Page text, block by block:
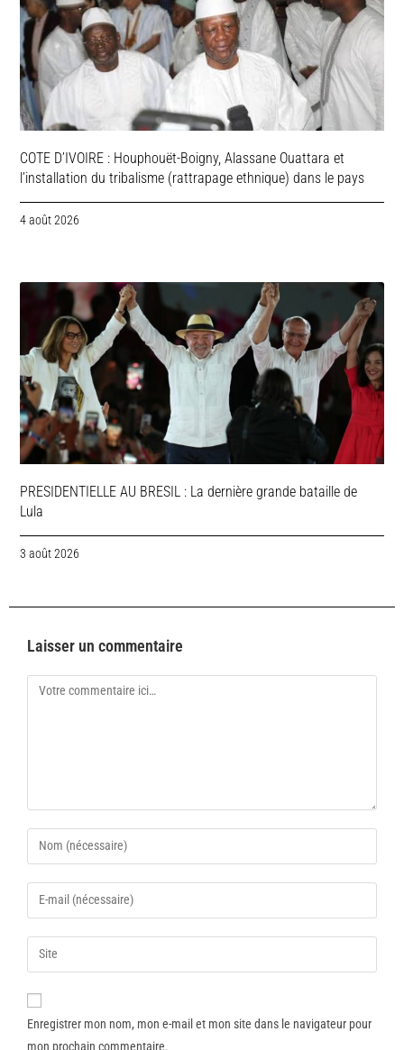
COTE D’IVOIRE : Houphouët-Boigny, Alassane Ouattara et
l’installation du tribalisme (rattrapage ethnique) dans le pays
4 août 2026
PRESIDENTIELLE AU BRESIL : La dernière grande bataille de
Lula
3 août 2026
Laisser un commentaire
Enregistrer mon nom, mon e-mail et mon site dans le navigateur pour
mon prochain commentaire.